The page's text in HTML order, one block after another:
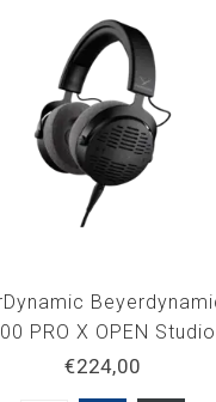
PRO X OPEN Studio
BEY-
€224,00